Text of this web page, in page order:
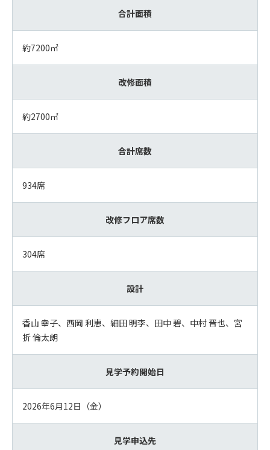
合計面積
約7200㎡
改修面積
約2700㎡
合計席数
934席
改修フロア席数
304席
設計
香山 幸子、西岡 利恵、細田 明李、田中 碧、中村 晋也、宮
折 倫太朗
見学予約開始日
2026年6月12日（金）
見学申込先